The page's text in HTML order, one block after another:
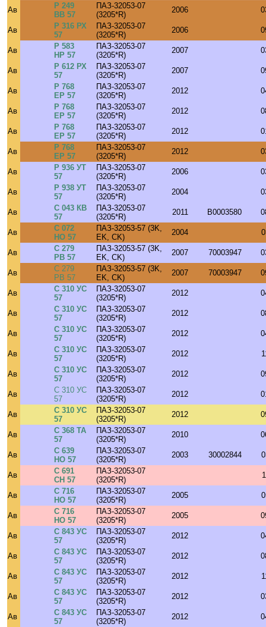
Ав
Р 249
ВВ 57
ПАЗ-32053-07
(3205*R)
2006
Ав
Р 316 РХ
57
ПАЗ-32053-07
(3205*R)
2006
Ав
Р 583
НР 57
ПАЗ-32053-07
(3205*R)
2007
Ав
Р 612 РХ
57
ПАЗ-32053-07
(3205*R)
2007
Ав
Р 768
ЕР 57
ПАЗ-32053-07
(3205*R)
2012
Ав
Р 768
ЕР 57
ПАЗ-32053-07
(3205*R)
2012
Ав
Р 768
ЕР 57
ПАЗ-32053-07
(3205*R)
2012
Ав
Р 768
ЕР 57
ПАЗ-32053-07
(3205*R)
2012
Ав
Р 936 УТ
57
ПАЗ-32053-07
(3205*R)
2006
Ав
Р 938 УТ
57
ПАЗ-32053-07
(3205*R)
2004
Ав
С 043 КВ
57
ПАЗ-32053-07
(3205*R)
2011 B0003580
Ав
С 072
НО 57
ПАЗ-32053-57 (3K,
EK, CK)
2004
Ав
С 279
РВ 57
ПАЗ-32053-57 (3K,
EK, CK)
2007 70003947
Ав
С 279
РВ 57
ПАЗ-32053-57 (3K,
EK, CK)
2007 70003947
Ав
С 310 УС
57
ПАЗ-32053-07
(3205*R)
2012
Ав
С 310 УС
57
ПАЗ-32053-07
(3205*R)
2012
Ав
С 310 УС
57
ПАЗ-32053-07
(3205*R)
2012
Ав
С 310 УС
57
ПАЗ-32053-07
(3205*R)
2012
Ав
С 310 УС
57
ПАЗ-32053-07
(3205*R)
2012
Ав
С 310 УС
57
ПАЗ-32053-07
(3205*R)
2012
Ав
С 310 УС
57
ПАЗ-32053-07
(3205*R)
2012
Ав
С 368 ТА
57
ПАЗ-32053-07
(3205*R)
2010
Ав
С 639
НО 57
ПАЗ-32053-07
(3205*R)
2003 30002844
Ав
С 691
СН 57
ПАЗ-32053-07
(3205*R)
Ав
С 716
НО 57
ПАЗ-32053-07
(3205*R)
2005
Ав
С 716
НО 57
ПАЗ-32053-07
(3205*R)
2005
Ав
С 843 УС
57
ПАЗ-32053-07
(3205*R)
2012
Ав
С 843 УС
57
ПАЗ-32053-07
(3205*R)
2012
Ав
С 843 УС
57
ПАЗ-32053-07
(3205*R)
2012
Ав
С 843 УС
57
ПАЗ-32053-07
(3205*R)
2012
Ав
С 843 УС
57
ПАЗ-32053-07
(3205*R)
2012